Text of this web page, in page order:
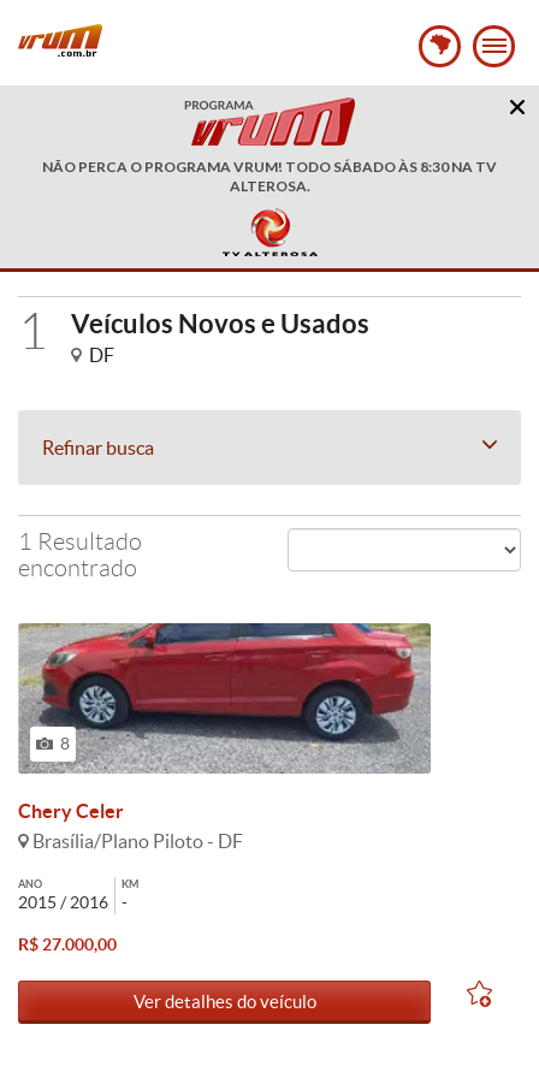
NÃO PERCA O PROGRAMA VRUM! TODO SÁBADO ÀS 8:30 NA TV
ALTEROSA.
1 Veículos Novos e Usados
DF
Refinar busca
1 Resultado
encontrado
8
Chery Celer
Brasília/Plano Piloto - DF
ANO
2015 / 2016
KM
-
R$ 27.000,00
Ver detalhes do veículo